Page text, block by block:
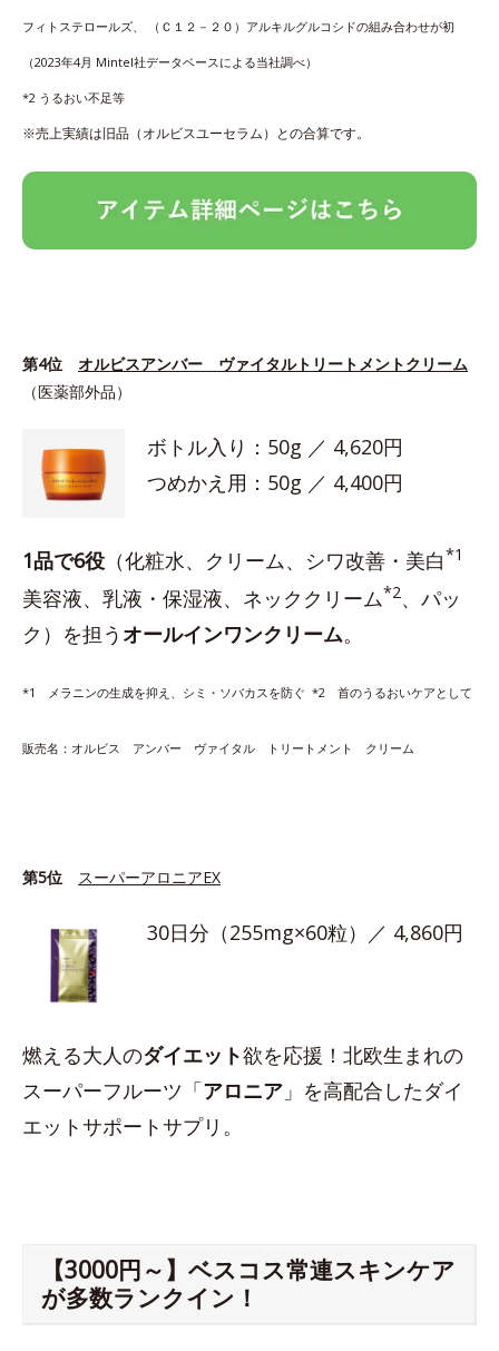
フィトステロールズ、 （Ｃ１２－２０）アルキルグルコシドの組み合わせが初
（2023年4月 Mintel社データベースによる当社調べ）
*2 うるおい不足等
※売上実績は旧品（オルビスユーセラム）との合算です。
第4位
オルビスアンバー ヴァイタルトリートメントクリーム
（医薬部外品）
ボトル入り：50g ／ 4,620円
つめかえ用：50g ／ 4,400円
1品で6役 （化粧水、クリーム、シワ改善・美白*1
美容液、乳液・保湿液、ネッククリーム*2、パッ
ク）を担う オールインワンクリーム。
*1 メラニンの生成を抑え、シミ・ソバカスを防ぐ *2 首のうるおいケアとして
販売名：オルビス アンバー ヴァイタル トリートメント クリーム
第5位 スーパーアロニアEX
30日分（255mg×60粒）／ 4,860円
燃える大人のダイエット欲を応援！北欧生まれの
スーパーフルーツ「アロニア 」を高配合したダイ
エットサポートサプリ。
【3000円～】ベスコス常連スキンケア
が多数ランクイン！